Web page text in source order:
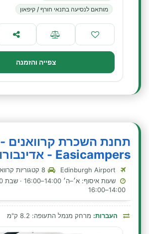
מותאם לנסיעה בתנאי חורף / קיפאון
צפייה והזמנה
תחנת השכרת קרוואנים -
Easicampers - אדינבורו
14:00–16:00
העברות: מרחק מנמל התעופה: 8.2 ק"מ